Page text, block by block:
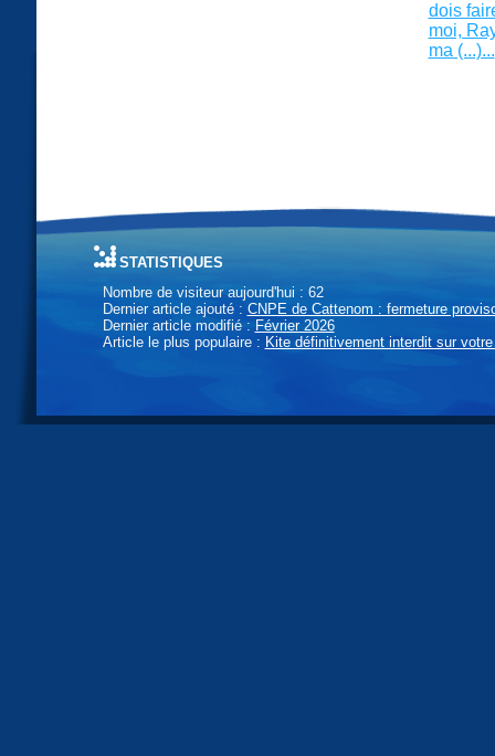
dois
moi,
ma (...)...
statistiques
Nombre de visiteur aujourd'hui : 62
Dernier article ajouté : CNPE de Cattenom : fermeture
Dernier article modifié : Février 2026
Article le plus populaire : Kite définitivement interdit sur